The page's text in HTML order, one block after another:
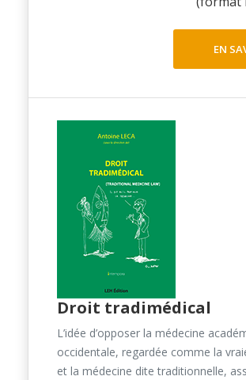
EN
Droit tradimédical
L’idée d’opposer la médecine
occidentale, regardée comme la
et la médecine dite traditionnelle,